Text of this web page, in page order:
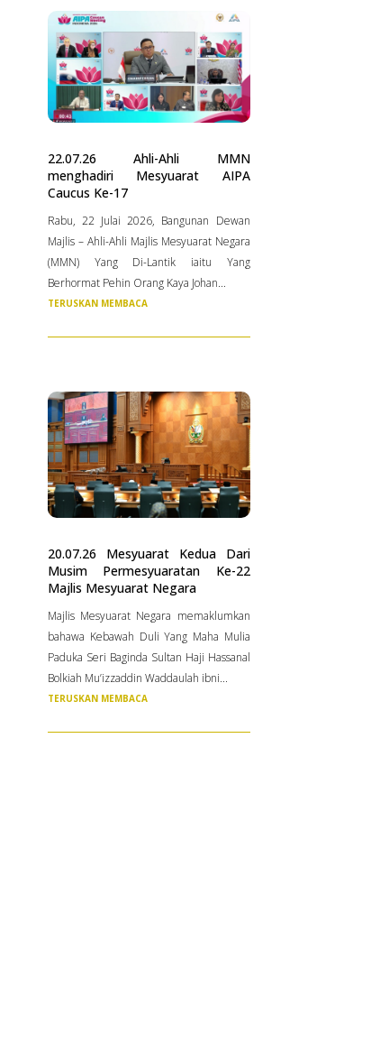
22.07.26 Ahli-Ahli MMN
menghadiri Mesyuarat AIPA
Caucus Ke-17
Rabu, 22 Julai 2026, Bangunan Dewan
Majlis – Ahli-Ahli Majlis Mesyuarat Negara
(MMN) Yang Di-Lantik iaitu Yang
Berhormat Pehin Orang Kaya Johan...
TERUSKAN MEMBACA
20.07.26 Mesyuarat Kedua Dari
Musim Permesyuaratan Ke-22
Majlis Mesyuarat Negara
Majlis Mesyuarat Negara memaklumkan
bahawa Kebawah Duli Yang Maha Mulia
Paduka Seri Baginda Sultan Haji Hassanal
Bolkiah Mu’izzaddin Waddaulah ibni...
TERUSKAN MEMBACA